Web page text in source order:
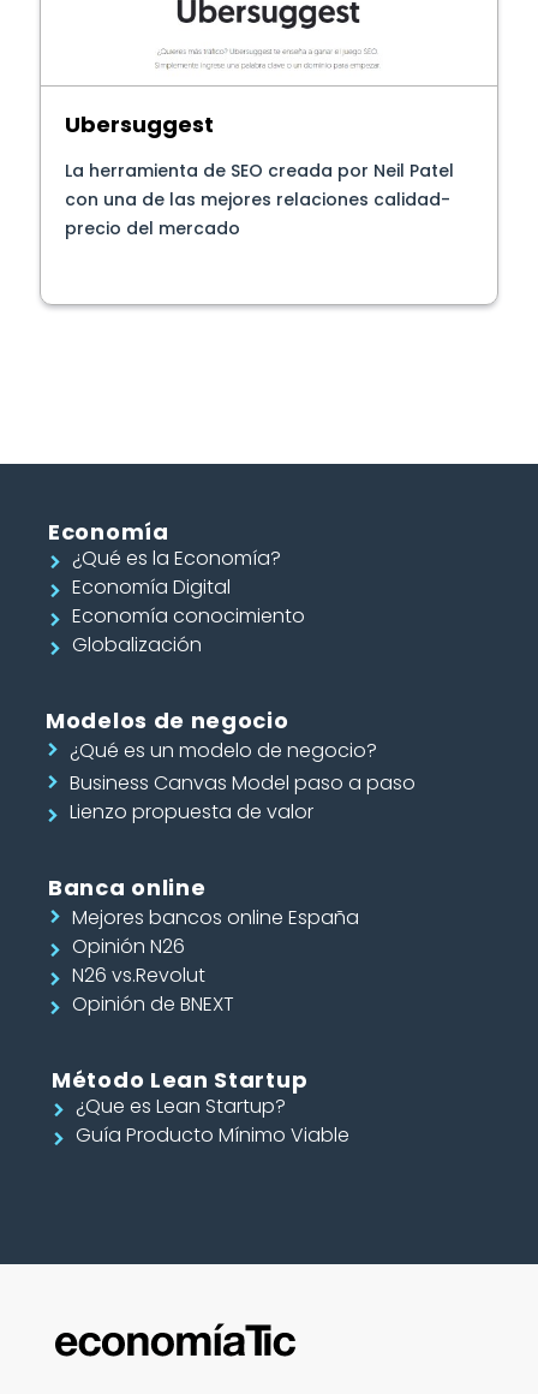
Ubersuggest
La herramienta de SEO creada por Neil Patel
con una de las mejores relaciones calidad-
precio del mercado
Economía
¿Qué es la Economía?
Economía Digital
Economía conocimiento
Globalización
Modelos de negocio
¿Qué es un modelo de negocio?
Business Canvas Model paso a paso
Lienzo propuesta de valor
Banca online
Mejores bancos online España
Opinión N26
N26 vs.Revolut
Opinión de BNEXT
Método Lean Startup
¿Que es Lean Startup?
Guía Producto Mínimo Viable